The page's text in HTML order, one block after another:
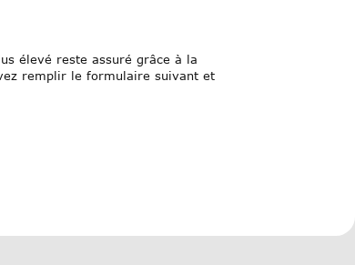
élevé reste assuré grâce à la
remplir le formulaire suivant et